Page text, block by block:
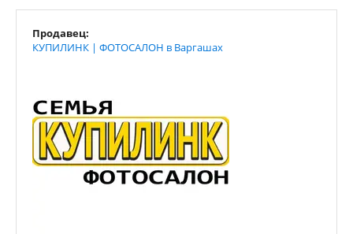
Продавец:
КУПИЛИНК | ФОТОСАЛОН в Варгашах